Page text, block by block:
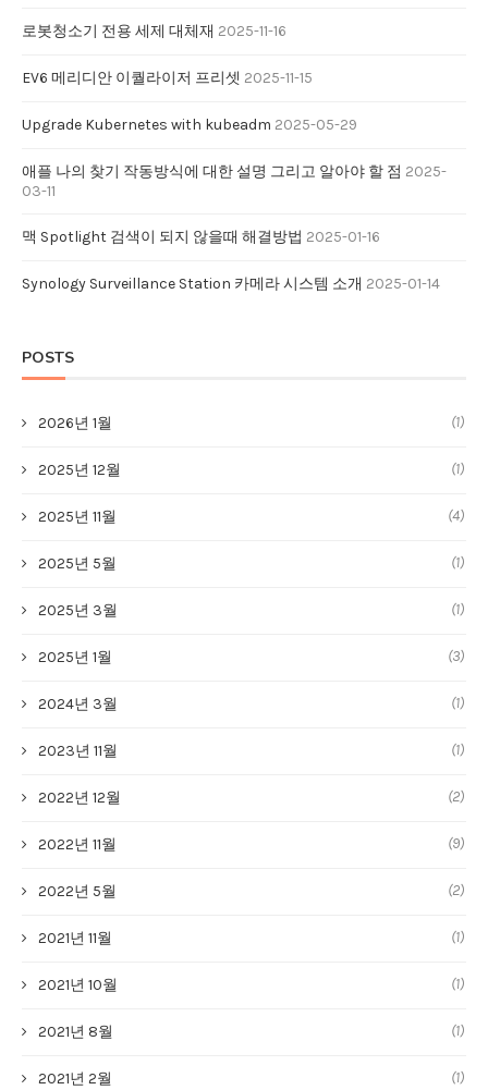
로봇청소기 전용 세제 대체재 2025-11-16
EV6 메리디안 이퀄라이저 프리셋 2025-11-15
Upgrade Kubernetes with kubeadm 2025-05-29
애플 나의 찾기 작동방식에 대한 설명 그리고 알아야 할 점 2025-
03-11
맥 Spotlight 검색이 되지 않을때 해결방법 2025-01-16
Synology Surveillance Station 카메라 시스템 소개 2025-01-14
POSTS
2026년 1월 (1)
2025년 12월 (1)
2025년 11월 (4)
2025년 5월 (1)
2025년 3월 (1)
2025년 1월 (3)
2024년 3월 (1)
2023년 11월 (1)
2022년 12월 (2)
2022년 11월 (9)
2022년 5월 (2)
2021년 11월 (1)
2021년 10월 (1)
2021년 8월 (1)
2021년 2월 (1)